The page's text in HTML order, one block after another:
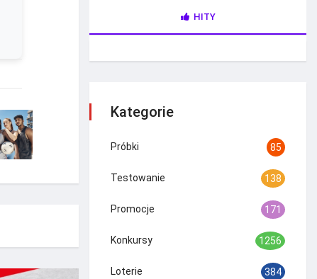
HITY
Kategorie
Próbki 85
Testowanie 138
Promocje 171
Konkursy 1256
Loterie 384